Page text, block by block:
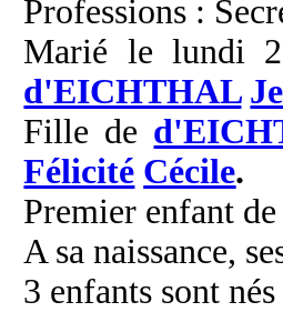
Professions :
Marié le lundi
d'EICHTHAL
Fille de
Félicité Cécile.
Premier enfant de
A sa naissance,
3 enfants sont